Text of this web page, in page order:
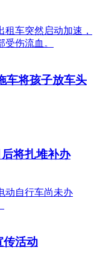
车突然启动加速，
伤流血。
车将孩子放车头
将扎堆补办
动自行车尚未办
传活动